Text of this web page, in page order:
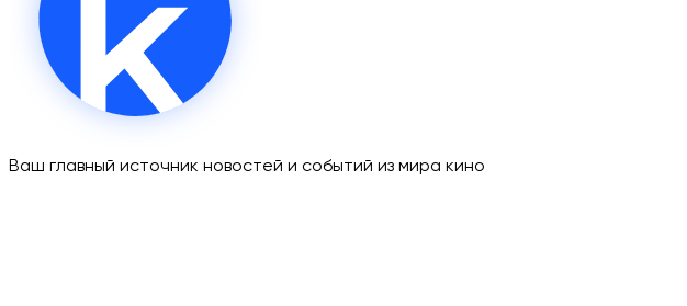
Ваш главный источник новостей и событий из мира кино